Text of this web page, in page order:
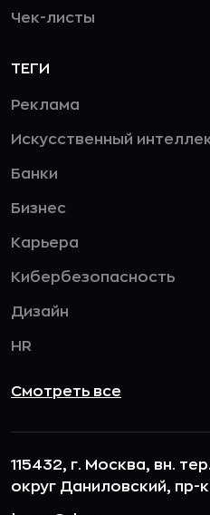
Чек-листы
ТЕГИ
Реклама
Искусственный
Банки
Бизнес
Карьера
Кибербезопасность
Дизайн
HR
Смотреть все
115432, г. Москва, вн.
округ Даниловский, пр-